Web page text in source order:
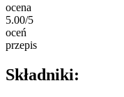
ocena
5.00/5
oceń
przepis
Składniki: